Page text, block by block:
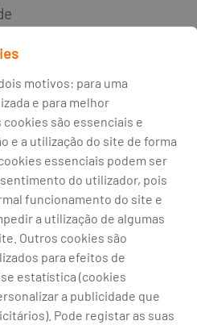
na Avenida da Boavista, 1117,
€ 1 293 063 324,98; matriculada
de matrícula PTIRNMJ 501 214
fiscal 501 214 534.
na CMVM com o n° 300 e
n° 10. Agente de Seguros
da Autoridade de Supervisão
em 21/01/2019, e autorizado
de Seguro Vida e Não Vida.
reservados.
BPI não se responsabiliza por
através do browser,
a única versão oficial,
motivos: para uma
e para melhor
são essenciais e
e a utilização do site de forma
essenciais podem ser
do utilizador, pois
funcionamento do site e
a utilização de algumas
Outros cookies são
para efeitos de
estatística (cookies
a publicidade que
Pode registar as suas